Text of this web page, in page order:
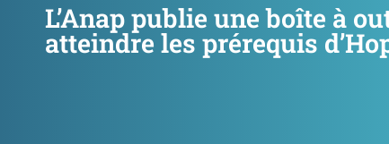
L’Anap publie une boîte à
atteindre les prérequis